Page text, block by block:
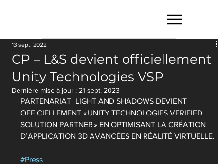
CP – L&S devient officiellement
Unity Technologies VSP
13 sept. 2022
Dernière mise à jour : 21 sept. 2023
PARTENARIAT | LIGHT AND SHADOWS DEVIENT
OFFICIELLEMENT « UNITY TECHNOLOGIES VERIFIED
SOLUTION PARTNER » EN OPTIMISANT LA CRÉATION
D’APPLICATION 3D AVANCÉES EN RÉALITÉ VIRTUELLE.
#Press